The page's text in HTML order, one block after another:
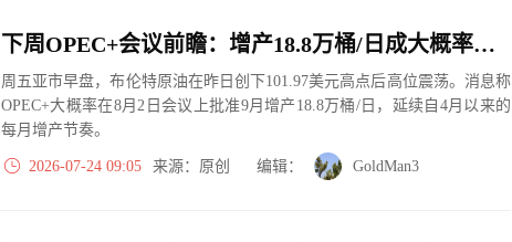
下周OPEC+会议前瞻：增产18.8万桶/日成大概率事件，但百元油价拐点仍未到来
周五亚市早盘，布伦特原油在昨日创下101.97美元高点后高位震荡。消息称
OPEC+大概率在8月2日会议上批准9月增产18.8万桶/日，延续自4月以来的
每月增产节奏。
2026-07-24 09:05 来源：原创 编辑： GoldMan3